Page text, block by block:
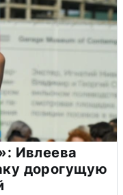
Ивлеева
дорогущую